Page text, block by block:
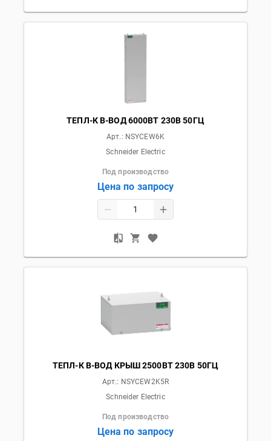
ТЕПЛ-К В-ВОД 6000ВТ 230В 50ГЦ
Арт.: NSYCEW6K
Schneider Electric
Под производство
Цена по запросу
ТЕПЛ-К В-ВОД КРЫШ 2500ВТ 230В 50ГЦ
Арт.: NSYCEW2K5R
Schneider Electric
Под производство
Цена по запросу